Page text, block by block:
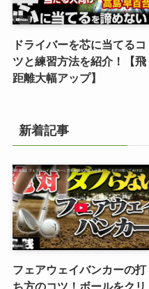
ドライバーを芯に当てるコ
ツと練習方法を紹介！【飛
距離大幅アップ】
新着記事
フェアウェイバンカーの打
ち方のコツ！ボールをクリ